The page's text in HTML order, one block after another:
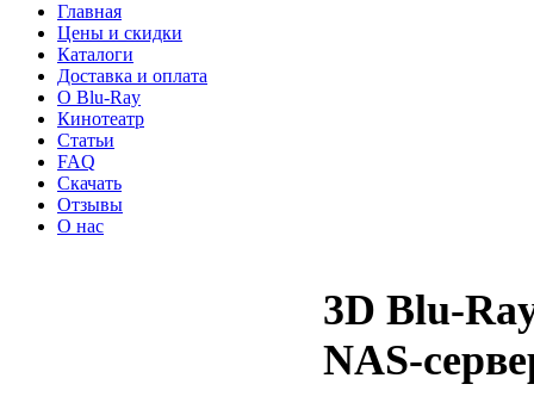
Главная
Цены и скидки
Каталоги
Доставка и оплата
О Blu-Ray
Кинотеатр
Статьи
FAQ
Скачать
Отзывы
О нас
3D Blu-
NAS-